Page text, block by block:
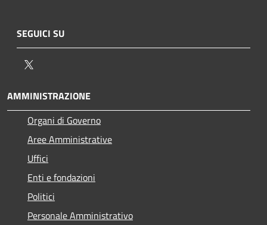
SEGUICI SU
AMMINISTRAZIONE
Organi di Governo
Aree Amministrative
Uffici
Enti e fondazioni
Politici
Personale Amministrativo